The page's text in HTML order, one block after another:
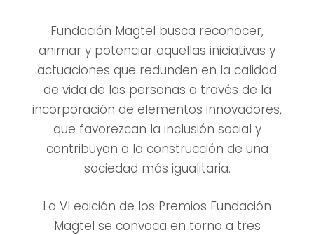
Fundación Magtel busca reconocer,
animar y potenciar aquellas iniciativas y
actuaciones que redunden en la calidad
de vida de las personas a través de la
incorporación de elementos innovadores,
que favorezcan la inclusión social y
contribuyan a la construcción de una
sociedad más igualitaria.
La VI edición de los Premios Fundación
Magtel se convoca en torno a tres